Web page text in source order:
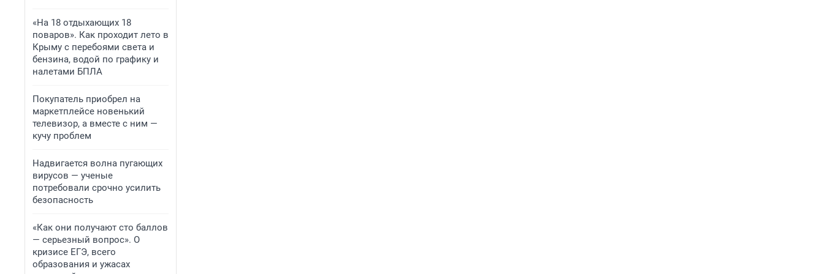
«На 18 отдыхающих 18
поваров». Как проходит лето в
Крыму с перебоями света и
бензина, водой по графику и
налетами БПЛА
Покупатель приобрел на
маркетплейсе новенький
телевизор, а вместе с ним —
кучу проблем
Надвигается волна пугающих
вирусов — ученые
потребовали срочно усилить
безопасность
«Как они получают сто баллов
— серьезный вопрос». О
кризисе ЕГЭ, всего
образования и ужасах